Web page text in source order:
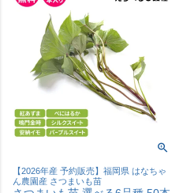
【2026年産 予約販売】福岡県 はなちゃ
ん農園産 さつまいも苗